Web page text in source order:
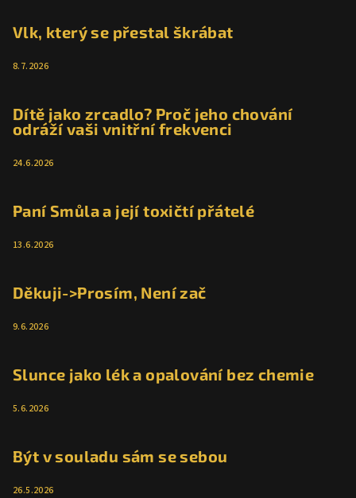
Vlk, který se přestal škrábat
8.7.2026
Dítě jako zrcadlo? Proč jeho chování
odráží vaši vnitřní frekvenci
24.6.2026
Paní Smůla a její toxičtí přátelé
13.6.2026
Děkuji->Prosím, Není zač
9.6.2026
Slunce jako lék a opalování bez chemie
5.6.2026
Být v souladu sám se sebou
26.5.2026